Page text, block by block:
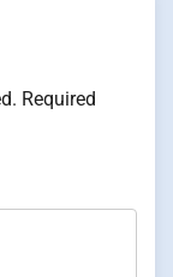
Required